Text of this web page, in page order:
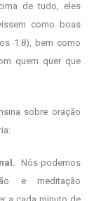
de tudo, eles
como boas
1:8), bem como
quem quer que
sobre oração
Nós podemos
e meditação